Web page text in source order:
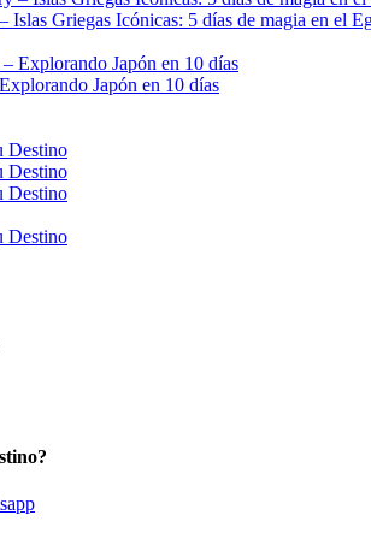
Islas Griegas Icónicas: 5 días de magia en el
Japón en 10 días